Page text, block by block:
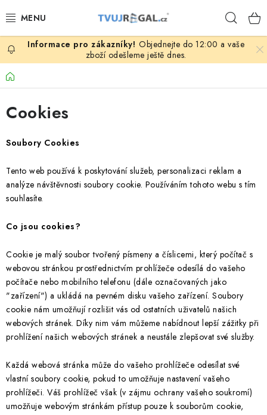
na
ZBOŽÍ ZA NÁKUPNÍ CENY
REGÁLY PODLE ROZMĚRŮ MATERIÁLU A SÉRIÍ
NEREZOVÉ A GASTRO PRODUKTY
KOVOVÉ STOLOVÉ NOHY
ZAHRADA, OKOLÍ DOMU
ŽEBŘÍKY SCHŮDKY A LEŠENÍ
PARKOVACÍ BLOKÁDY
AKCE A SLEVY
NOVINKY
HODNOCENÍ OBCHODU
Objednejte do 12:00 a vaše
zboží odešleme ještě dnes.
Domů
Cookies
Soubory Cookies
Tento web používá k poskytování služeb, personalizaci reklam a
analýze návštěvnosti soubory cookie. Používáním tohoto webu s tím
souhlasíte.
Co jsou cookies?
Cookie je malý soubor tvořený písmeny a číslicemi, který počítač s
webovou stránkou prostřednictvím prohlížeče odesílá do vašeho
počítače nebo mobilního telefonu (dále označovaných jako
"zařízení") a ukládá na pevném disku vašeho zařízení. Soubory
cookie nám umožňují rozlišit vás od ostatních uživatelů našich
webových stránek. Díky nim vám můžeme nabídnout lepší zážitky při
prohlížení našich webových stránek a neustále zlepšovat své služby.
Každá webová stránka může do vašeho prohlížeče odesílat své
vlastní soubory cookie, pokud to umožňuje nastavení vašeho
prohlížeči. Váš prohlížeč však (v zájmu ochrany vašeho soukromí)
umožňuje webovým stránkám přístup pouze k souborům cookie,